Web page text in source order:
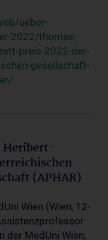
ueber-
2022/thomas-
preis-2022-der-
gesellschaft-
Heribert-
(APHAR)
Wien (Wien, 12-
der MedUni Wien,